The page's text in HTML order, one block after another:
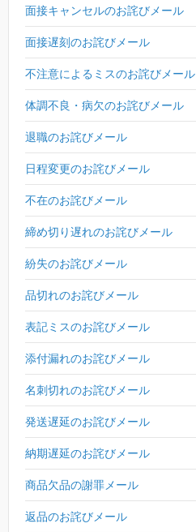
面接キャンセルのお詫びメール
面接遅刻のお詫びメール
不注意によるミスのお詫びメール
体調不良・病欠のお詫びメール
退職のお詫びメール
日程変更のお詫びメール
不在のお詫びメール
締め切り遅れのお詫びメール
紛失のお詫びメール
品切れのお詫びメール
表記ミスのお詫びメール
添付漏れのお詫びメール
名刺切れのお詫びメール
発送遅延のお詫びメール
納期遅延のお詫びメール
商品欠品の謝罪メール
返品のお詫びメール